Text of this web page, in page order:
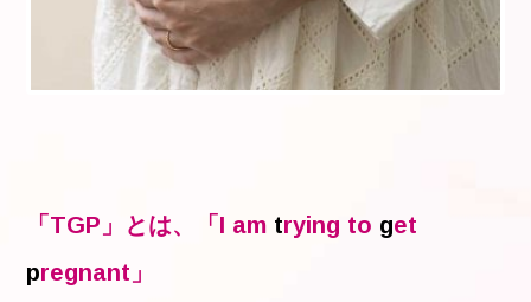
「TGP」とは、「I am trying to get
pregnant」